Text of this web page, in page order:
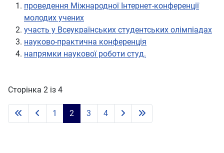
проведення Міжнародної Інтернет-конференції
молодих учених
участь у Всеукраїнських студентських олімпіадах
науково-практична конференція
напрямки наукової роботи студ.
Сторінка 2 із 4
1 2 3 4